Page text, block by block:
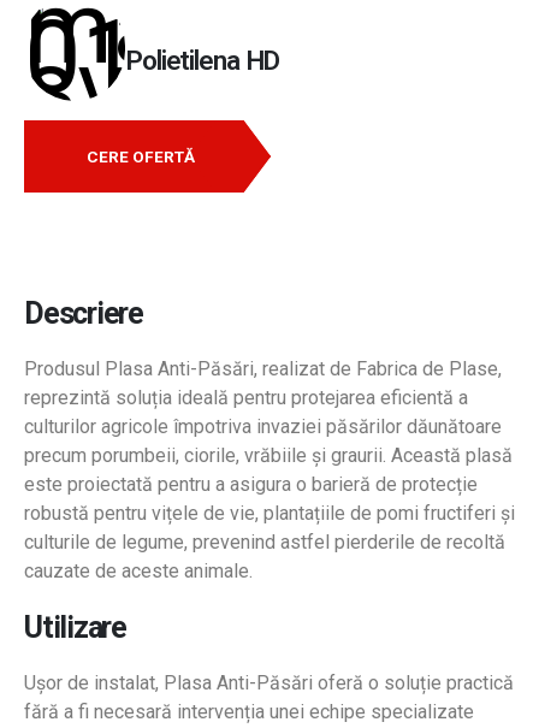
Polietilena HD
CERE OFERTĂ
Descriere
Produsul Plasa Anti-Păsări, realizat de Fabrica de Plase,
reprezintă soluția ideală pentru protejarea eficientă a
culturilor agricole împotriva invaziei păsărilor dăunătoare
precum porumbeii, ciorile, vrăbiile și graurii. Această plasă
este proiectată pentru a asigura o barieră de protecție
robustă pentru vițele de vie, plantațiile de pomi fructiferi și
culturile de legume, prevenind astfel pierderile de recoltă
cauzate de aceste animale.
Utilizare
Ușor de instalat, Plasa Anti-Păsări oferă o soluție practică
fără a fi necesară intervenția unei echipe specializate